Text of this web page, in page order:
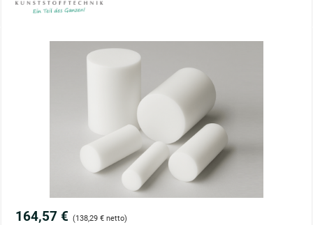
Bildergalerie überspringen
164,57 € (138,29 € netto)